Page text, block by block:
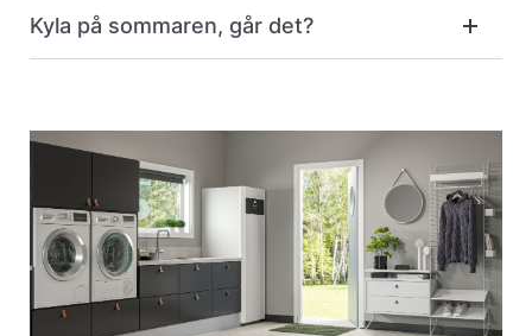
Kyla på sommaren, går det?